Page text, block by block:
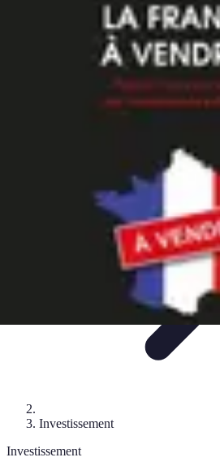
Optimise Mon Argent
Épargne Épargne et
Investissements Epargne et Budget
Optimise Mon Argent
Investissement
Investissement